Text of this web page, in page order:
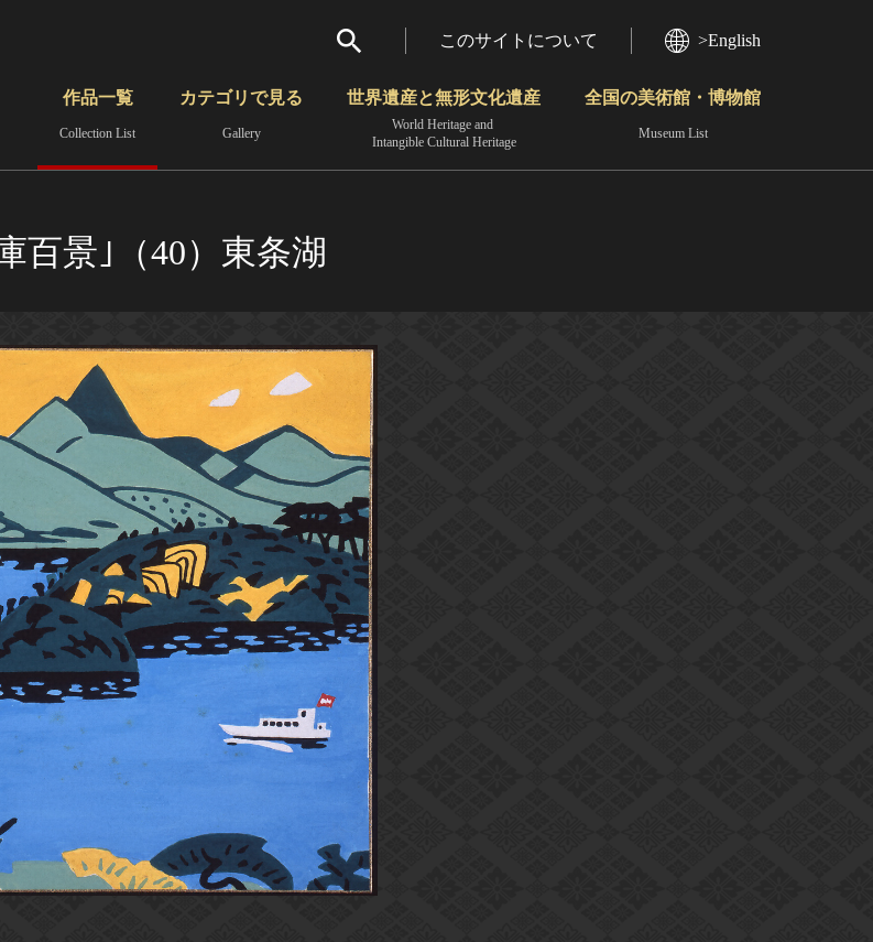
さらに詳細検索
このサイトについて >English
作品一覧
Collection List
カテゴリで見る
Gallery
世界遺産と無形文化遺産
World Heritage and
Intangible Cultural Heritage
全国の美術館・博物館
Museum List
百景｣（40）東条湖